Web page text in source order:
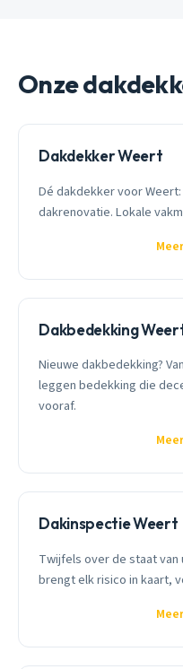
Onze
Dakdekker Weert
Dé dakdekker voor
dakrenovatie. Lokale
Dakbedekking
Nieuwe dakbedekking?
leggen bedekking die
vooraf.
Dakinspectie Weert
Twijfels over de staat van
brengt elk risico in kaart,